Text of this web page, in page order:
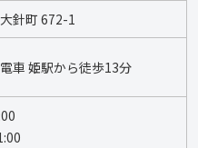
針町 672-1
車 姫駅から徒歩13分